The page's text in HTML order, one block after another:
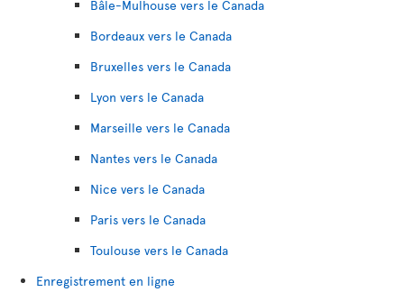
Bâle-Mulhouse vers le Canada
Bordeaux vers le Canada
Bruxelles vers le Canada
Lyon vers le Canada
Marseille vers le Canada
Nantes vers le Canada
Nice vers le Canada
Paris vers le Canada
Toulouse vers le Canada
Enregistrement en ligne